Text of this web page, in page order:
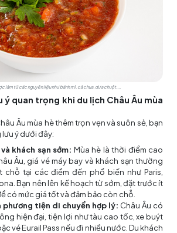
làm từ các nguyên liệu như bánh mì, cà chua, dưa chuột,...
quan trọng khi du lịch Châu Âu mùa
Âu mùa hè thêm trọn vẹn và suôn sẻ, bạn
ý dưới đây:
khách sạn sớm: Mùa hè là thời điểm cao
Âu, giá vé máy bay và khách sạn thường
tại các điểm đến phổ biến như Paris,
Bạn nên lên kế hoạch từ sớm, đặt trước ít
có mức giá tốt và đảm bảo còn chỗ.
phương tiện di chuyển hợp lý: Châu Âu có
hiện đại, tiện lợi như tàu cao tốc, xe buýt
vé Eurail Pass nếu đi nhiều nước. Du khách